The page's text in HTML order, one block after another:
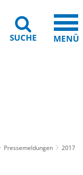
SUCHE MENÜ
Pressemeldungen
2017